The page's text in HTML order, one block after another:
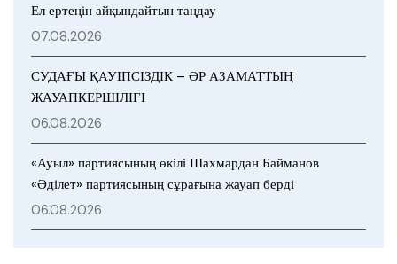
Ел ертеңін айқындайтын таңдау
07.08.2026
СУДАҒЫ ҚАУІПСІЗДІК – ӘР АЗАМАТТЫҢ
ЖАУАПКЕРШІЛІГІ
06.08.2026
«Ауыл» партиясының өкілі Шахмардан Байманов
«Әділет» партиясының сұрағына жауап берді
06.08.2026